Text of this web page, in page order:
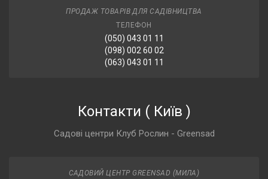
ПРОДАЖ ТОВАРІВ ДЛЯ САДІВНИЦТВА
ТЕЛЕФОН
(050) 043 01 11
(098) 002 60 02
(063) 043 01 11
Контакти ( Київ )
Садові центри Клуб Рослин - Greensad
САДОВИЙ ЦЕНТР GREENSAD (МИЛА)